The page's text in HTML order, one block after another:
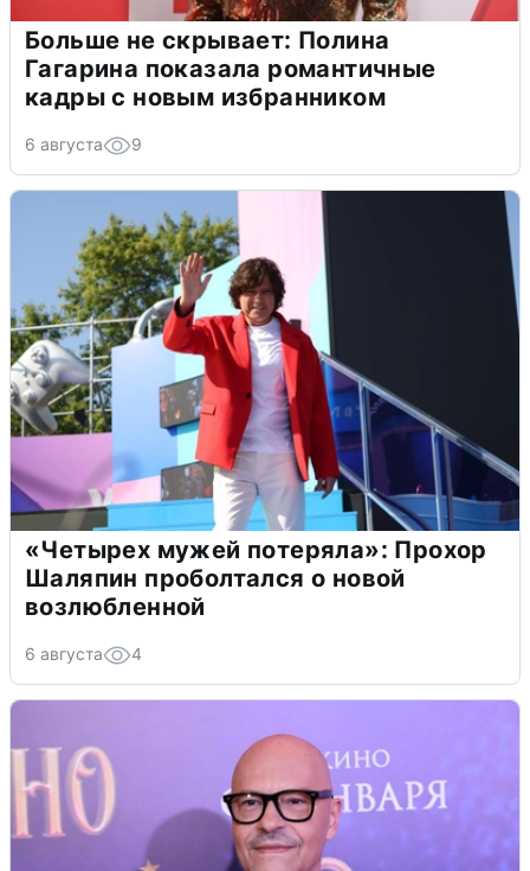
Больше не скрывает: Полина
Гагарина показала романтичные
кадры с новым избранником
6 августа 9
«Четырех мужей потеряла»: Прохор
Шаляпин проболтался о новой
возлюбленной
6 августа 4